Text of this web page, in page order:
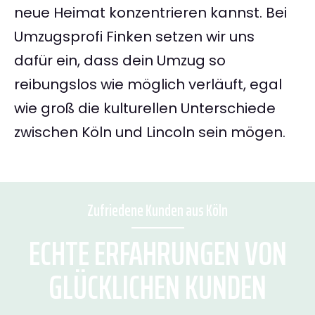
neue Heimat konzentrieren kannst. Bei
Umzugsprofi Finken setzen wir uns
dafür ein, dass dein Umzug so
reibungslos wie möglich verläuft, egal
wie groß die kulturellen Unterschiede
zwischen Köln und Lincoln sein mögen.
Zufriedene Kunden aus Köln
ECHTE ERFAHRUNGEN VON
GLÜCKLICHEN KUNDEN